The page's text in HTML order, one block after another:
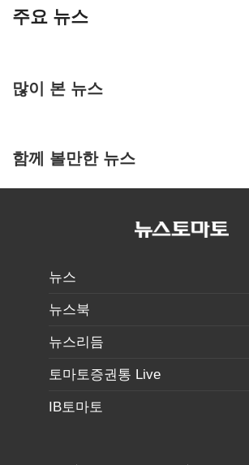
주요 뉴스
많이 본 뉴스
함께 볼만한 뉴스
뉴스
뉴스북
뉴스리듬
토마토증권통 Live
IB토마토